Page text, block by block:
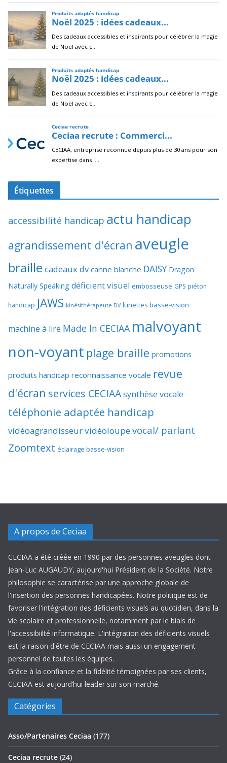
Étiquettes
accessibilité handicap actu handicap
agrandissement d'écran aveugle
braille cadeaux dv canne blanche DAISY Dragon
Naturally Speaking déficient visuel embosseuse GPS piéton
handicap JAWS kinésithérapeute DV lunettes basse-vision
machine à lire Made In CECIAA malvoyant
non-voyant plage braille promotions
produits handicap reconnaissance vocale revue
d'écran services CECIAAsynthèse vocale
téléphonie adaptée handicap
vidéoagrandisseurvidéoloupevocal/ parlant
Zoomtext éclairage basse-vision
A propos de Ceciaa
CECIAA a été créée en 1990 par des personnes aveugles dont
Jean-Luc AUGAUDY, aujourd'hui Président de la Société. Notre
philosophie se caractérise par une approche globale de
l'insertion des personnes handicapées. Notre politique est de
favoriser l'intégration des déficients visuels au quotidien, dans la
vie scolaire et professionnelle, notamment par le biais de
l'accessibiilté informatique. L'intégration des déficients visuels
est la raison d'être de CECIAA mais aussi un engagement
personnel de toutes les équipes.
Grâce à la confiance et la fidélité témoignées par ses clients,
CECIAA est aujourd’hui leader sur son marché.
Catégories
Asso/Partenaires Ceciaa (177)
Ceciaa recrute (24)